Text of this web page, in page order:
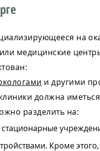
на
медицинские
и другими
должна
разделить на:
Кроме